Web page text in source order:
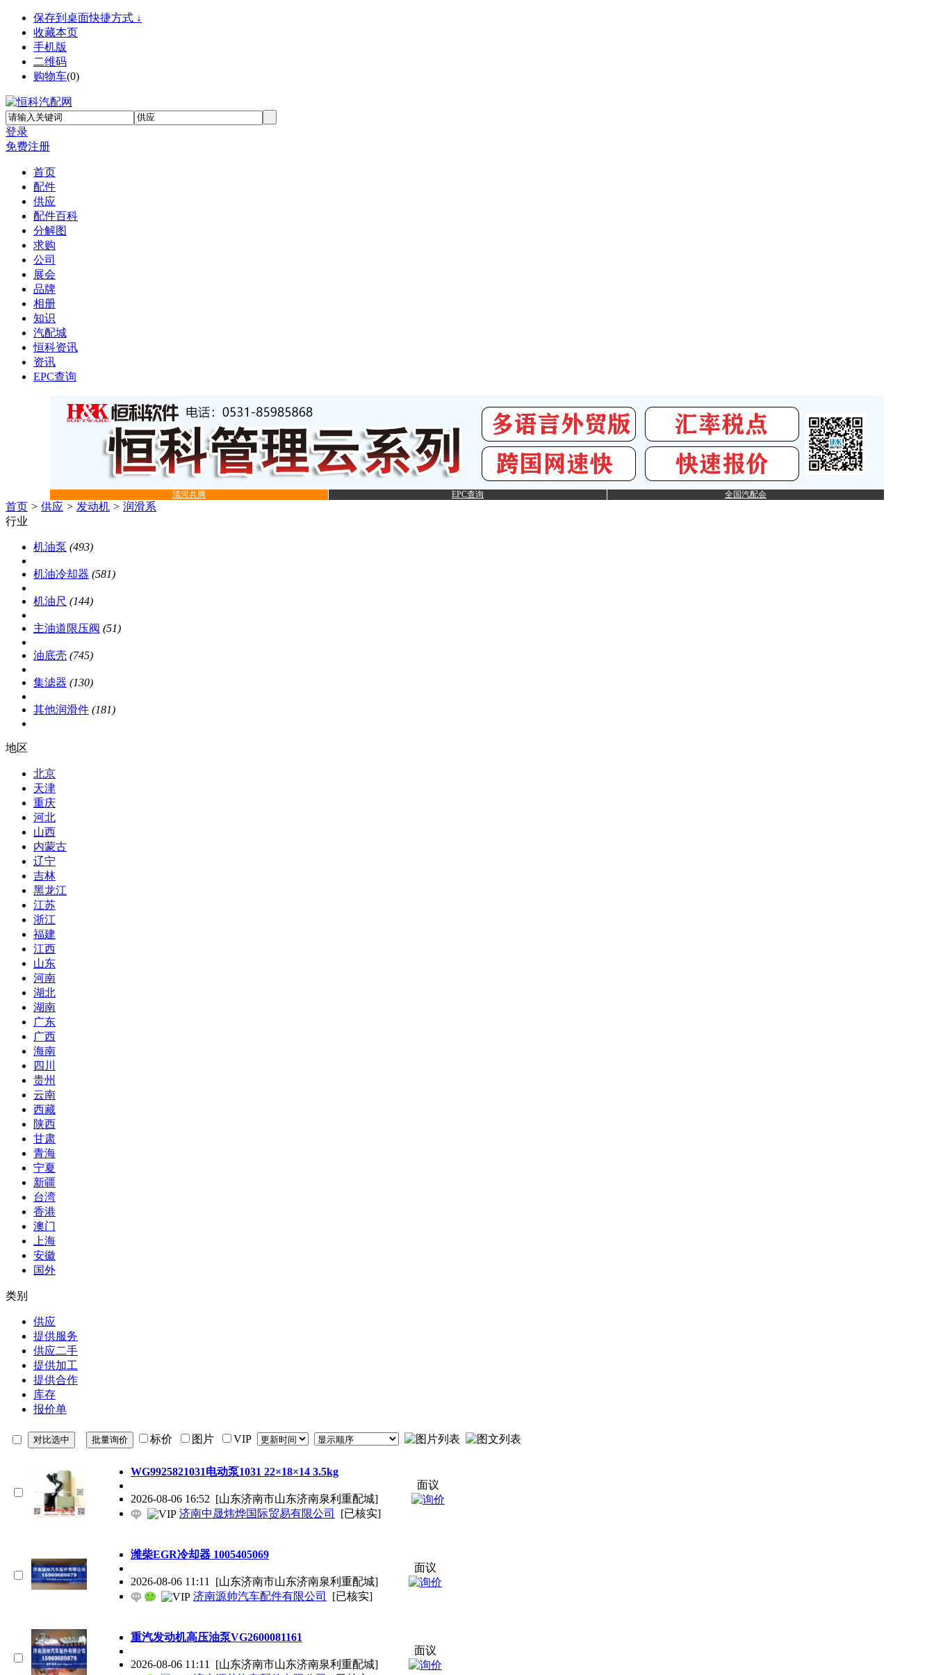
保存到桌面快捷方式 ↓
收藏本页
手机版
二维码
购物车(0)
登录
免费注册
首页
配件
供应
配件百科
分解图
求购
公司
展会
品牌
相册
知识
汽配城
恒科资讯
资讯
EPC查询
清河共腾 EPC查询 全国汽配会
首页 > 供应 > 发动机 > 润滑系
行业
机油泵 (493)
机油冷却器 (581)
机油尺 (144)
主油道限压阀 (51)
油底壳 (745)
集滤器 (130)
其他润滑件 (181)
地区
北京
天津
重庆
河北
山西
内蒙古
辽宁
吉林
黑龙江
江苏
浙江
福建
江西
山东
河南
湖北
湖南
广东
广西
海南
四川
贵州
云南
西藏
陕西
甘肃
青海
宁夏
新疆
台湾
香港
澳门
上海
安徽
国外
类别
供应
提供服务
供应二手
提供加工
提供合作
库存
报价单
标价 图片 VIP
WG9925821031电动泵1031 22×18×14 3.5kg
2026-08-06 16:52 [山东济南市山东济南泉利重配城]
济南中晟炜烨国际贸易有限公司
[已核实]
面议
潍柴EGR冷却器 1005405069
2026-08-06 11:11 [山东济南市山东济南泉利重配城]
济南源帅汽车配件有限公司
[已核实]
面议
重汽发动机高压油泵VG2600081161
2026-08-06 11:11 [山东济南市山东济南泉利重配城]
面议